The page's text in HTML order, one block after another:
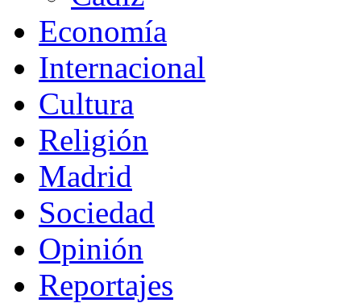
Economía
Internacional
Cultura
Religión
Madrid
Sociedad
Opinión
Reportajes